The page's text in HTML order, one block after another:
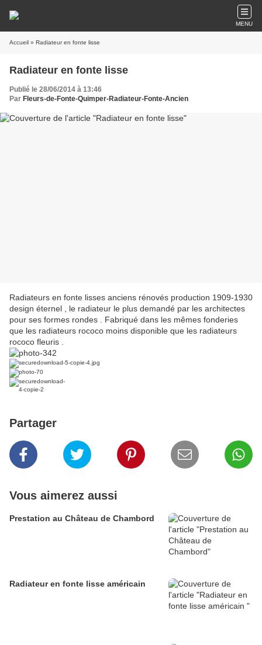
MENU
Accueil » Radiateur en fonte lisse
Radiateur en fonte lisse
Publié le 28/06/2014 à 13:46
Par Fleurs-de-Fonte-Quimper-Radiateur-Fonte-Ancien
Radiateurs en fonte lisses anciens rénovés production 1909-1930
design éternel , le radiateur le plus demandé par les architectes
pour ses formes rondes . Fabriqué dans les mêmes fonderies
que les radiateurs rococo moins disponible que les radiateurs
rococo fleuris .
Partager
Vous aimerez aussi
Prestation au Château de Chambord
Radiateur en fonte lisse américain